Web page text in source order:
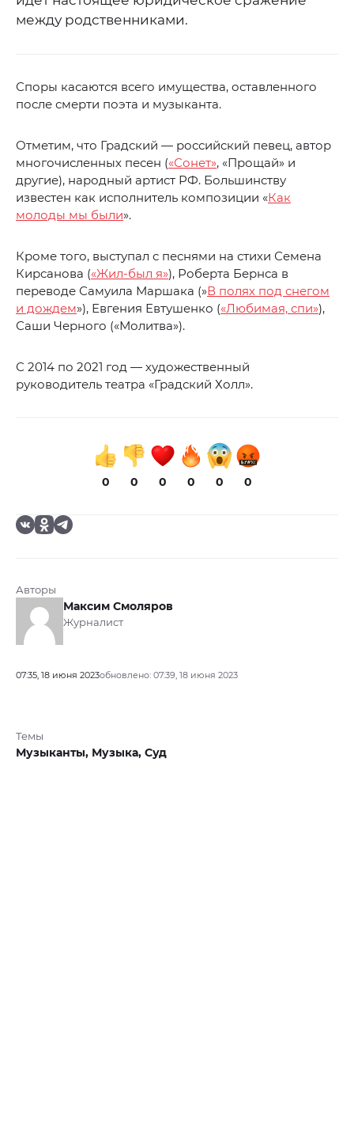
между родственниками.
Споры касаются всего имущества, оставленного
после смерти поэта и музыканта.
Отметим, что Градский — российский певец, автор
многочисленных песен («Сонет», «Прощай» и
другие), народный артист РФ. Большинству
известен как исполнитель композиции «Как
молоды мы были».
Кроме того, выступал с песнями на стихи Семена
Кирсанова («Жил-был я»), Роберта Бернса в
переводе Самуила Маршака (»В полях под снегом
и дождем»), Евгения Евтушенко («Любимая, спи»),
Саши Черного («Молитва»).
С 2014 по 2021 год — художественный
руководитель театра «Градский Холл».
0 0 0 0 0 0
Авторы
Максим Смоляров
Журналист
07:35, 18 июня 2023обновлено: 07:39, 18 июня 2023
Темы
Музыканты, Музыка, Суд